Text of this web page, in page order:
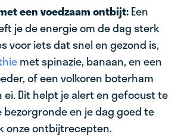
een voedzaam ontbijt:Een
je de energie om de dag sterk
voor iets dat snel en gezond is,
met spinazie, banaan, en een
of een volkoren boterham
ei. Dit helpt je alert en gefocust te
bezorgronde en je dag goed te
onze ontbijtrecepten.